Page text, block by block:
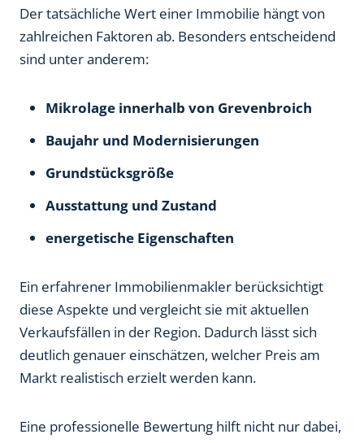
Der tatsächliche Wert einer Immobilie hängt von
zahlreichen Faktoren ab. Besonders entscheidend
sind unter anderem:
Mikrolage innerhalb von Grevenbroich
Baujahr und Modernisierungen
Grundstücksgröße
Ausstattung und Zustand
energetische Eigenschaften
Ein erfahrener Immobilienmakler berücksichtigt
diese Aspekte und vergleicht sie mit aktuellen
Verkaufsfällen in der Region. Dadurch lässt sich
deutlich genauer einschätzen, welcher Preis am
Markt realistisch erzielt werden kann.
Eine professionelle Bewertung hilft nicht nur dabei,